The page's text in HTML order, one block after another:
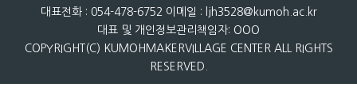
대표전화 : 054-478-6752 이메일 : ljh3528@kumoh.ac.kr
대표 및 개인정보관리책임자: OOO
COPYRIGHT(C) KUMOHMAKERVILLAGE CENTER ALL RIGHTS
RESERVED.